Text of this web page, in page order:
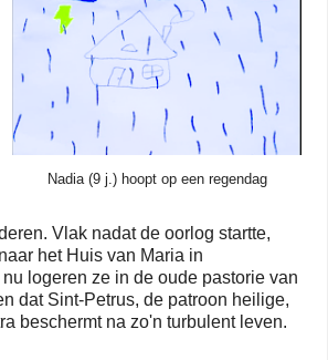
Nadia (9 j.) hoopt op een regendag
Vlak nadat de oorlog startte,
het Huis van Maria in
logeren ze in de oude pastorie van
dat Sint-Petrus, de patroon heilige,
beschermt na zo'n turbulent leven.